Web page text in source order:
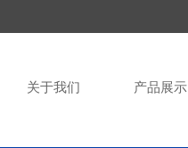
关于我们 产品展示